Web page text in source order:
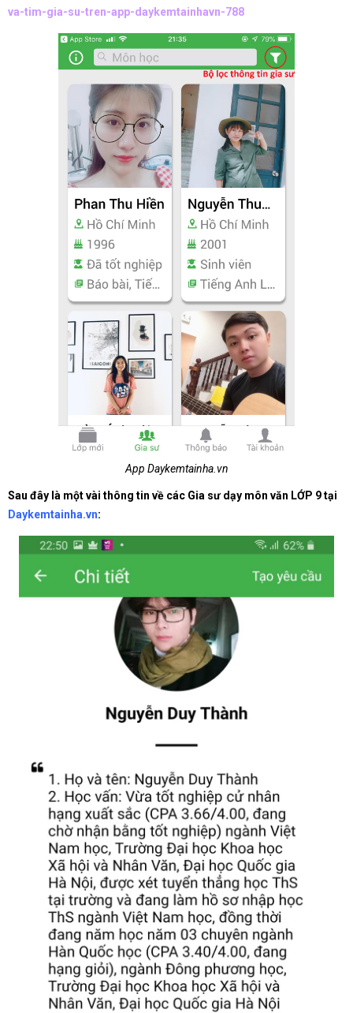
va-tim-gia-su-tren-app-daykemtainhavn-788
App Daykemtainha.vn
Sau đây là một vài thông tin về các Gia sư dạy môn văn LỚP 9 tại
Daykemtainha.vn: